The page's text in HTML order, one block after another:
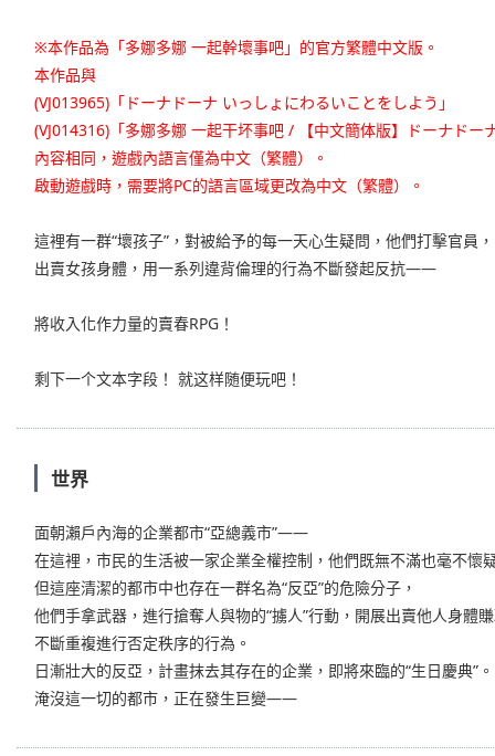
※本作品為「多娜多娜 一起幹壞事吧」的官方繁體中文版。
本作品與
(VJ013965)「ドーナドーナ いっしょにわるいことをしよう」
(VJ014316)「多娜多娜 一起干坏事吧 / 【中文簡体版】ドーナドー
內容相同，遊戲內語言僅為中文（繁體）。
啟動遊戲時，需要將PC的語言區域更改為中文（繁體）。
這裡有一群“壞孩子”，對被給予的每一天心生疑問，他們打擊官員，
出賣女孩身體，用一系列違背倫理的行為不斷發起反抗——
將收入化作力量的賣春RPG！
剩下一个文本字段！ 就这样随便玩吧！
世界
面朝瀨戶內海的企業都市“亞總義市”——
在這裡，市民的生活被一家企業全權控制，他們既無不滿也毫不懷
但這座清潔的都市中也存在一群名為“反亞”的危險分子，
他們手拿武器，進行搶奪人與物的“擄人”行動，開展出賣他人身體
不斷重複進行否定秩序的行為。
日漸壯大的反亞，計畫抹去其存在的企業，即將來臨的“生日慶典”。
淹沒這一切的都市，正在發生巨變——